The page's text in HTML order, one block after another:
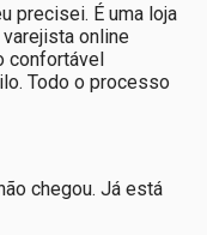
precisei. É uma loja
online
confortável
Todo o processo
chegou. Já está